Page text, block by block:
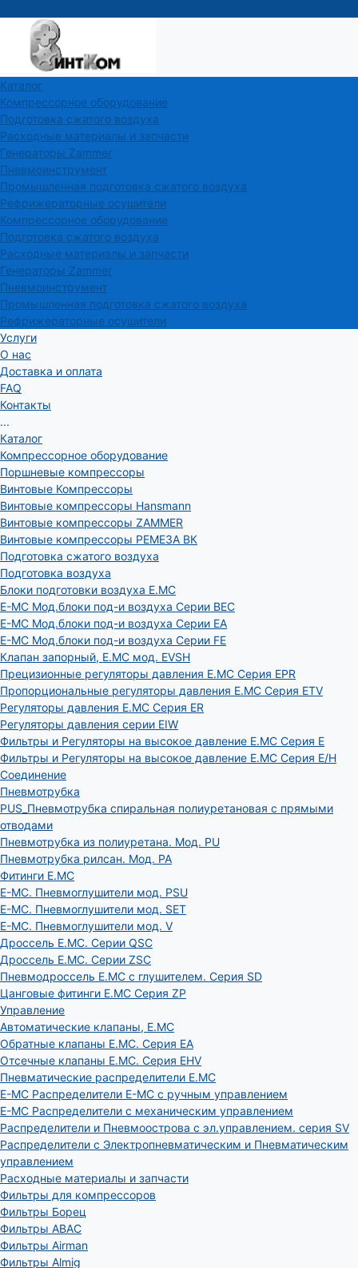
Каталог
Компрессорное оборудование
Подготовка сжатого воздуха
Расходные материалы и запчасти
Генераторы Zammer
Пневмоинструмент
Промышленная подготовка сжатого воздуха
Рефрижераторные осушители
Компрессорное оборудование
Подготовка сжатого воздуха
Расходные материалы и запчасти
Генераторы Zammer
Пневмоинструмент
Промышленная подготовка сжатого воздуха
Рефрижераторные осушители
Услуги
О нас
Доставка и оплата
FAQ
Контакты
...
Каталог
Компрессорное оборудование
Поршневые компрессоры
Винтовые Компрессоры
Винтовые компрессоры Hansmann
Винтовые компрессоры ZAMMER
Винтовые компрессоры РЕМЕЗА ВК
Подготовка сжатого воздуха
Подготовка воздуха
Блоки подготовки воздуха E.MC
E-MC Мод.блоки под-и воздуха Серии BEC
E-MC Мод.блоки под-и воздуха Серии EA
E-MC Мод.блоки под-и воздуха Серии FE
Клапан запорный, E.MC мод. EVSH
Прецизионные регуляторы давления E.MC Серия EPR
Пропорциональные регуляторы давления E.MC Серия ETV
Регуляторы давления E.MC Серия ER
Регуляторы давления серии EIW
Фильтры и Регуляторы на высокое давление E.MC Серия E
Фильтры и Регуляторы на высокое давление E.MC Серия E/H
Соединение
Пневмотрубка
PUS_Пневмотрубка спиральная полиуретановая с прямыми
отводами
Пневмотрубка из полиуретана. Мод. РU
Пневмотрубка рилсан. Мод. PA
Фитинги E.MC
E-MC. Пневмоглушители мод. PSU
E-MC. Пневмоглушители мод. SET
E-MC. Пневмоглушители мод. V
Дроссель E.MC. Серии QSC
Дроссель E.MC. Серии ZSC
Пневмодроссель E.MC с глушителем. Серия SD
Цанговые фитинги E.MC Серия ZP
Управление
Автоматические клапаны, Е.МС
Обратные клапаны E.MC. Серия EA
Отсечные клапаны E.MC. Серия EHV
Пневматические распределители E.MC
E-MC Распределители E-MC с ручным управлением
E-MC Распределители с механическим управлением
Распределители и Пневмоострова с эл.управлением. серия SV
Распределители с Электропневматическим и Пневматическим
управлением
Расходные материалы и запчасти
Фильтры для компрессоров
Фильтры Борец
Фильтры ABAC
Фильтры Airman
Фильтры Almig